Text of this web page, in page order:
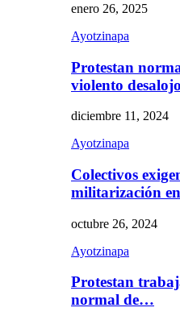
enero 26, 2025
Ayotzinapa
Protestan
violento
diciembre 11, 2024
Ayotzinapa
Colectivos
militarización
octubre 26, 2024
Ayotzinapa
Protestan
normal de…